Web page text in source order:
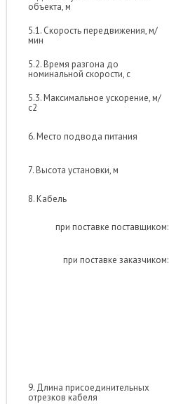
объекта, м
5.1. Скорость передвижения, м/
мин
5.2. Время разгона до
номинальной скорости, с
5.3. Максимальное ускорение, м/
с2
6. Место подвода питания
7. Высота установки, м
8. Кабель
при поставке поставщиком:
при поставке заказчиком:
9. Длина присоединительных
отрезков кабеля